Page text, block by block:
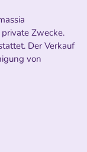
Zwecke.
Der Verkauf
von